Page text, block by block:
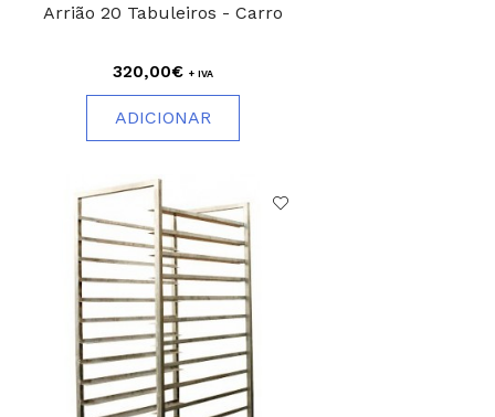
Arrião 20 Tabuleiros - Carro
320,00€ + IVA
ADICIONAR